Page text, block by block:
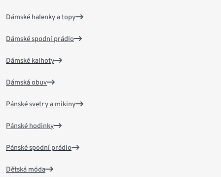
Dámské halenky a topy
Dámské spodní prádlo
Dámské kalhoty
Dámská obuv
Pánské svetry a mikiny
Pánské hodinky
Pánské spodní prádlo
Dětská móda